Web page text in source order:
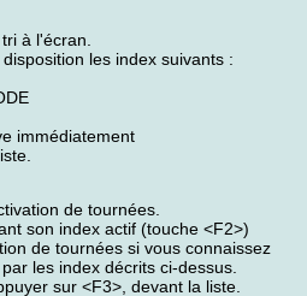
à l'écran.
les index suivants :
immédiatement
de tournées.
son index actif (touche <F2>)
de tournées si vous connaissez
les index décrits ci-dessus.
sur <F3>, devant la liste.